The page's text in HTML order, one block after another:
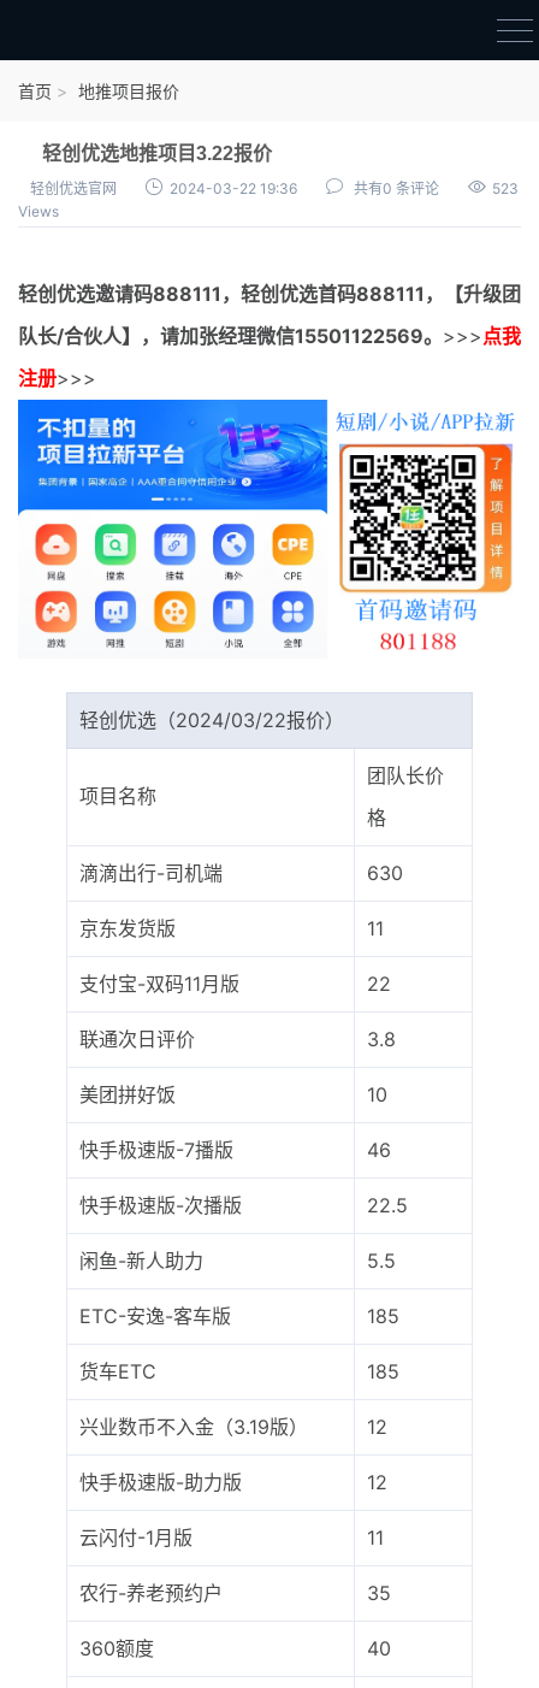
结算进度
团队长扶持
充场项目报价
无人直播
电商入门
最新通知
项目介绍
首页 地推项目报价
轻创优选地推项目3.22报价
轻创优选官网 2024-03-22 19:36 共有0 条评论
523
Views
轻创优选邀请码888111， 轻创优选首码888111，【升级团
队长/合伙人】，请加张经理微信15501122569。 >>>点我
注册>>>
轻创优选（2024/03/22报价）
项目名称
团队长价
格
滴滴出行-司机端 630
京东发货版 11
支付宝-双码11月版 22
联通次日评价 3.8
美团拼好饭 10
快手极速版-7播版 46
快手极速版-次播版 22.5
闲鱼-新人助力 5.5
ETC-安逸-客车版 185
货车ETC 185
兴业数币不入金（3.19版） 12
快手极速版-助力版 12
云闪付-1月版 11
农行-养老预约户 35
360额度 40